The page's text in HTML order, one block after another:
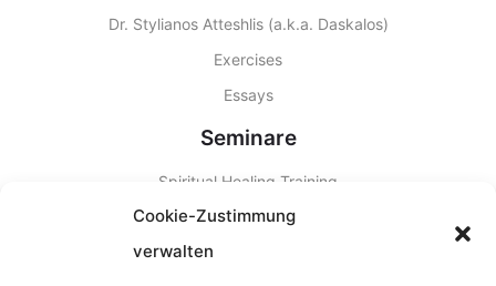
Cookie-Zustimmung
verwalten
Dr. Stylianos Atteshlis (a.k.a. Daskalos)
Exercises
Essays
Seminare
Spiritual Healing Training
Other Seminars
Seminar Locations